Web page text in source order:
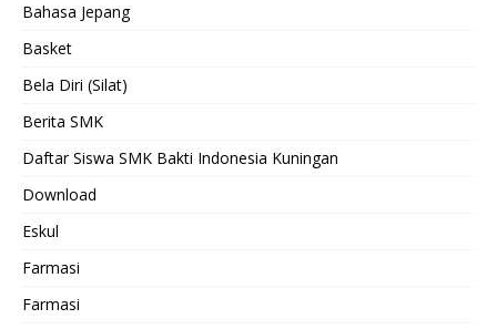
Bahasa Jepang
Basket
Bela Diri (Silat)
Berita SMK
Daftar Siswa SMK Bakti Indonesia Kuningan
Download
Eskul
Farmasi
Farmasi